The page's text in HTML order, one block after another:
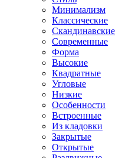
Минимализм
Классические
Скандинавские
Современные
Форма
Высокие
Квадратные
Угловые
Низкие
Особенности
Встроенные
Из кладовки
Закрытые
Открытые